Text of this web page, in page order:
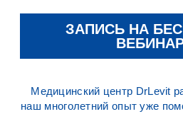
ЗАПИСЬ НА
Медицинский центр DrLevit
наш многолетний опыт уже